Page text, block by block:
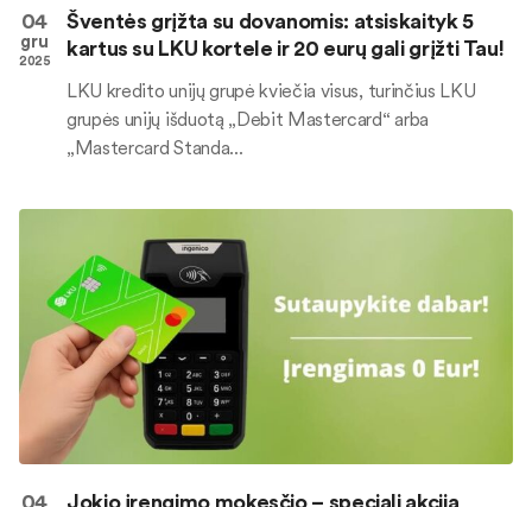
04
gru
2025
Šventės grįžta su dovanomis: atsiskaityk 5
kartus su LKU kortele ir 20 eurų gali grįžti Tau!
LKU kredito unijų grupė kviečia visus, turinčius LKU
grupės unijų išduotą „Debit Mastercard“ arba
„Mastercard Standa...